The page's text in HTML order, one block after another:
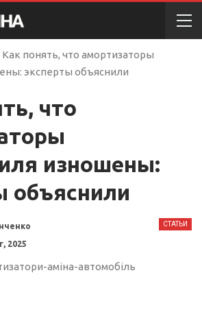
Как понять, что амортизаторы
эксперты объяснили
что
изношены:
объяснили
СТАТЬИ
2025